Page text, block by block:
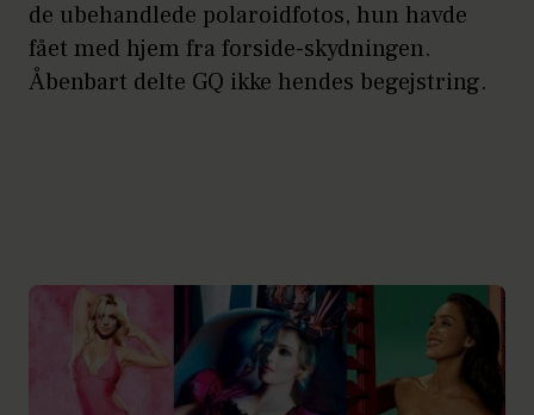
de ubehandlede polaroidfotos, hun havde
fået med hjem fra forside-skydningen.
Åbenbart delte GQ ikke hendes begejstring.